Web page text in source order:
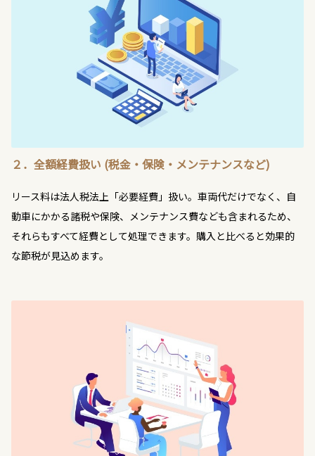
２．全額経費扱い (税金・保険・メンテナンスなど)
リース料は法人税法上「必要経費」扱い。車両代だけでなく、自
動車にかかる諸税や保険、メンテナンス費なども含まれるため、
それらもすべて経費として処理できます。購入と比べると効果的
な節税が見込めます。